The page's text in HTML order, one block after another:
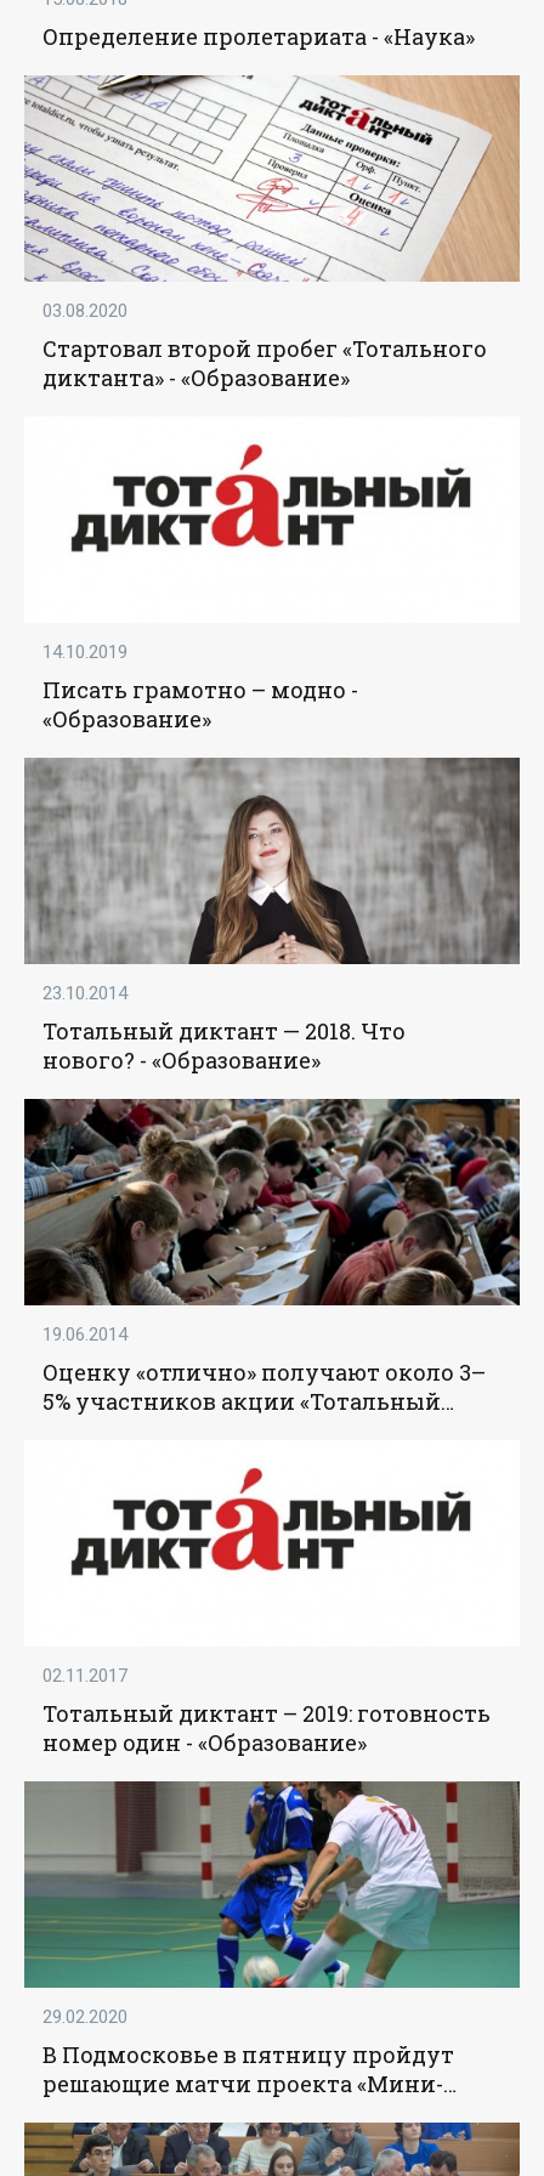
Определение пролетариата - «Наука»
03.08.2020
Стартовал второй пробег «Тотального
диктанта» - «Образование»
14.10.2019
Писать грамотно – модно -
«Образование»
23.10.2014
Тотальный диктант — 2018. Что
нового? - «Образование»
19.06.2014
Оценку «отлично» получают около 3–
5% участников акции «Тотальный
02.11.2017
Тотальный диктант – 2019: готовность
номер один - «Образование»
29.02.2020
В Подмосковье в пятницу пройдут
решающие матчи проекта «Мини-